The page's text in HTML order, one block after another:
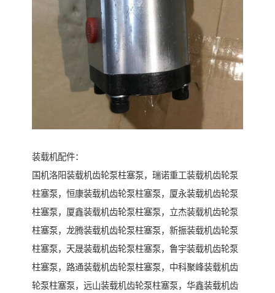
装载机配件：
国机洛阳装载机齿轮泵柱塞泵，瑞诺重工装载机齿轮泵
柱塞泵，恒康装载机齿轮泵柱塞泵，厦永装载机齿轮泵
柱塞泵，厦鑫装载机齿轮泵柱塞泵，立杰装载机齿轮泵
柱塞泵，龙腾装载机齿轮泵柱塞泵，新振装载机齿轮泵
柱塞泵，天晟装载机齿轮泵柱塞泵，鲁宇装载机齿轮泵
柱塞泵，路通装载机齿轮泵柱塞泵，中科聚峰装载机齿
轮泵柱塞泵，远山装载机齿轮泵柱塞泵，华鑫装载机齿